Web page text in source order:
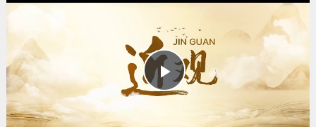
播